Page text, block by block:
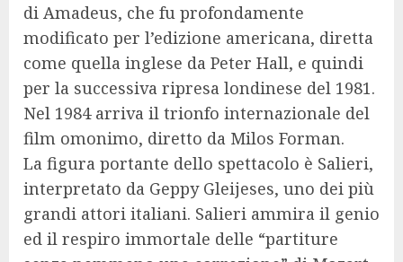
di Amadeus, che fu profondamente
modificato per l’edizione americana, diretta
come quella inglese da Peter Hall, e quindi
per la successiva ripresa londinese del 1981.
Nel 1984 arriva il trionfo internazionale del
film omonimo, diretto da Milos Forman.
La figura portante dello spettacolo è Salieri,
interpretato da Geppy Gleijeses, uno dei più
grandi attori italiani. Salieri ammira il genio
ed il respiro immortale delle “partiture